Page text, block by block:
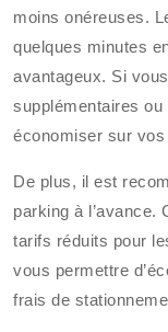
moins onéreuses.
quelques minutes
avantageux. Si
supplémentaires
économiser sur
De plus, il est
parking à l’avance.
tarifs réduits pour
vous permettre
frais de